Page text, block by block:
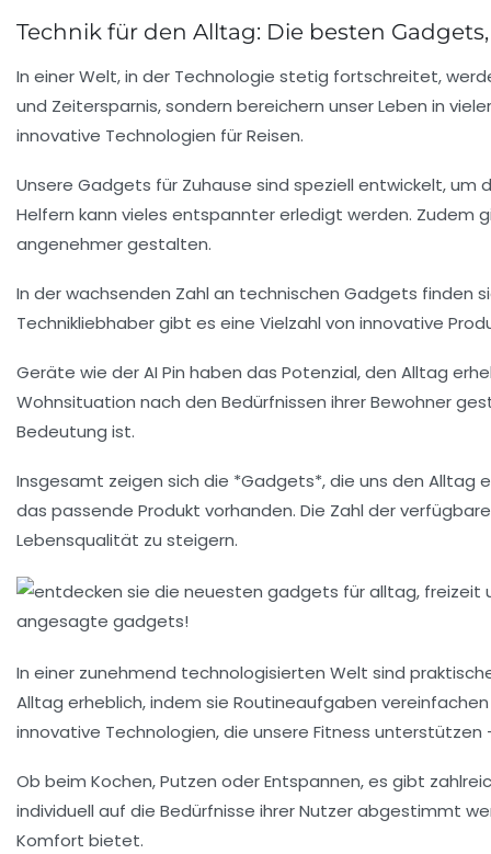
Technik für den Alltag: Die besten
In einer Welt, in der Technologie stetig fortschreitet,
und Zeitersparnis, sondern bereichern unser Leben in
innovative Technologien fürReisen.
Unsere Gadgets für Zuhause sind speziell entwickelt, um
Helfern kann vieles entspannter erledigt werden. Zudem
angenehmergestalten.
In der wachsenden Zahl an technischen Gadgets finden
Technikliebhaber gibt es eine Vielzahl von innovative
Geräte wie derAI Pin haben das Potenzial, den Alltag
Wohnsituation nach den Bedürfnissen ihrer Bewohner
Bedeutung ist.
Insgesamt zeigen sich die *Gadgets*, die uns den Alltag
das passende Produkt vorhanden. Die Zahl der
Lebensqualität zu steigern.
In einer zunehmend technologisierten Welt sind
Alltag erheblich, indem sie Routineaufgaben
innovative Technologien, die unsere Fitness unterstützen
Ob beim Kochen, Putzen oder Entspannen, es gibt
individuell auf die Bedürfnisse ihrer Nutzer abgestimmt
Komfort bietet.